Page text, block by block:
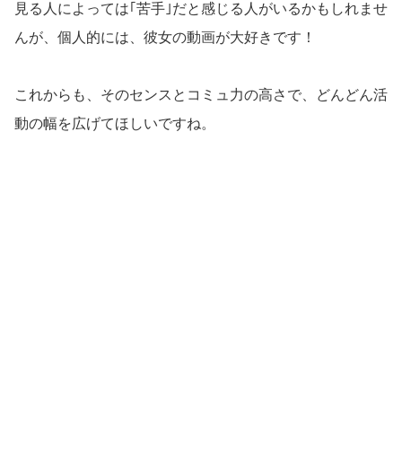
見る人によっては｢苦手｣だと感じる人がいるかもしれませ
んが、個人的には、彼女の動画が大好きです！
これからも、そのセンスとコミュ力の高さで、どんどん活
動の幅を広げてほしいですね。